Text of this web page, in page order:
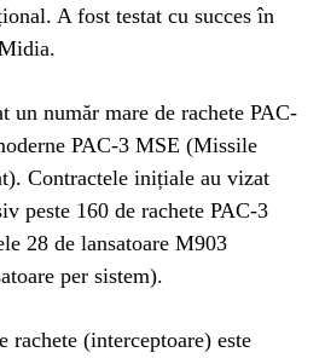
A fost testat cu succes în
un număr mare de rachete PAC-
PAC-3 MSE (Missile
Contractele inițiale au vizat
peste 160 de rachete PAC-3
28 de lansatoare M903
per sistem).
rachete (interceptoare) este